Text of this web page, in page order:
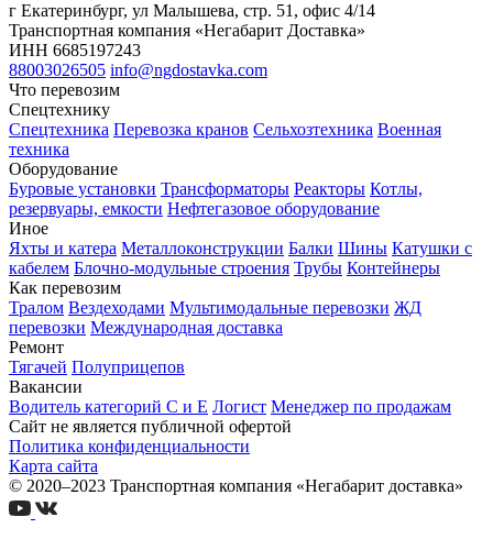
г Екатеринбург, ул Малышева, стр. 51, офис 4/14
Транспортная компания «Негабарит Доставка»
ИНН 6685197243
88003026505 info@ngdostavka.com
Что перевозим
Спецтехнику
Спецтехника Перевозка кранов Сельхозтехника Военная
техника
Оборудование
Буровые установки Трансформаторы Реакторы Котлы,
резервуары, емкости Нефтегазовое оборудование
Иное
Яхты и катера Металлоконструкции Балки Шины Катушки с
кабелем Блочно-модульные строения Трубы Контейнеры
Как перевозим
Тралом Вездеходами Мультимодальные перевозки ЖД
перевозки Международная доставка
Ремонт
Тягачей Полуприцепов
Вакансии
Водитель категорий С и Е Логист Менеджер по продажам
Сайт не является публичной офертой
Политика конфиденциальности
Карта сайта
© 2020–2023 Транспортная компания «Негабарит доставка»